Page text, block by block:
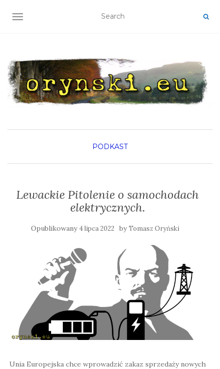
TOGGLE NAVIGATION
PODKAST
Lewackie Pitolenie o samochodach
elektrycznych.
Opublikowany4 lipca 2022 byTomasz Oryński
Unia Europejska chce wprowadzić zakaz sprzedaży nowych